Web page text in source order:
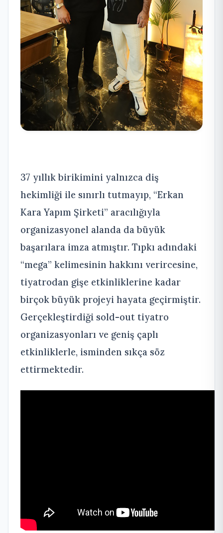
37 yıllık birikimini yalnızca diş
hekimliği ile sınırlı tutmayıp, “Erkan
Kara Yapım Şirketi” aracılığıyla
organizasyonel alanda da büyük
başarılara imza atmıştır. Tıpkı adındaki
“mega” kelimesinin hakkını verircesine,
tiyatrodan gişe etkinliklerine kadar
birçok büyük projeyi hayata geçirmiştir.
Gerçekleştirdiği sold-out tiyatro
organizasyonları ve geniş çaplı
etkinliklerle, isminden sıkça söz
ettirmektedir.